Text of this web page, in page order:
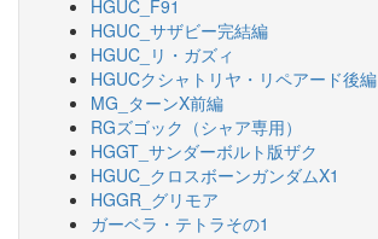
HGUC_F91
HGUC_サザビー完結編
HGUC_リ・ガズィ
HGUCクシャトリヤ・リペアード後編
MG_ターンX前編
RGズゴック（シャア専用）
HGGT_サンダーボルト版ザク
HGUC_クロスボーンガンダムX1
HGGR_グリモア
ガーベラ・テトラその1